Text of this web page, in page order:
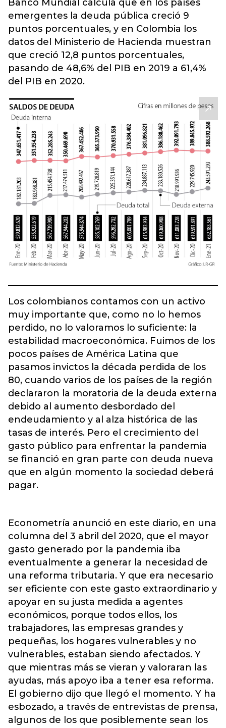
Banco Mundial calcula que en los países
emergentes la deuda pública creció 9
puntos porcentuales, y en Colombia los
datos del Ministerio de Hacienda muestran
que creció 12,8 puntos porcentuales,
pasando de 48,6% del PIB en 2019 a 61,4%
del PIB en 2020.
Los colombianos contamos con un activo
muy importante que, como no lo hemos
perdido, no lo valoramos lo suficiente: la
estabilidad macroeconómica. Fuimos de los
pocos países de América Latina que
pasamos invictos la década perdida de los
80, cuando varios de los países de la región
declararon la moratoria de la deuda externa
debido al aumento desbordado del
endeudamiento y al alza histórica de las
tasas de interés. Pero el crecimiento del
gasto público para enfrentar la pandemia
se financió en gran parte con deuda nueva
que en algún momento la sociedad deberá
pagar.
Econometría anunció en este diario, en una
columna del 3 abril del 2020, que el mayor
gasto generado por la pandemia iba
eventualmente a generar la necesidad de
una reforma tributaria. Y que era necesario
ser eficiente con este gasto extraordinario y
apoyar en su justa medida a agentes
económicos, porque todos ellos, los
trabajadores, las empresas grandes y
pequeñas, los hogares vulnerables y no
vulnerables, estaban siendo afectados. Y
que mientras más se vieran y valoraran las
ayudas, más apoyo iba a tener esa reforma.
El gobierno dijo que llegó el momento. Y ha
esbozado, a través de entrevistas de prensa,
algunos de los que posiblemente sean los